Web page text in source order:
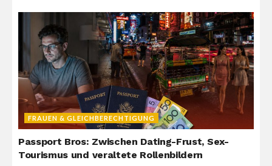
FRAUEN & GLEICHBERECHTIGUNG
Passport Bros: Zwischen Dating-Frust, Sex-
Tourismus und veraltete Rollenbildern